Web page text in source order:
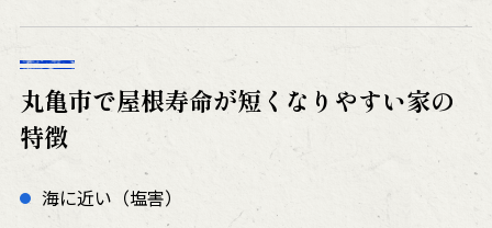
丸亀市で屋根寿命が短くなりやすい家の
特徴
海に近い（塩害）